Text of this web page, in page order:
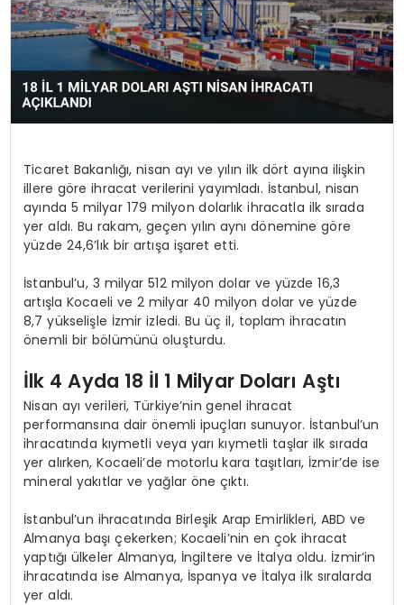
Ticaret Bakanlığı, nisan ayı ve yılın ilk dört ayına ilişkin
illere göre ihracat verilerini yayımladı. İstanbul, nisan
ayında 5 milyar 179 milyon dolarlık ihracatla ilk sırada
yer aldı. Bu rakam, geçen yılın aynı dönemine göre
yüzde 24,6’lık bir artışa işaret etti.
İstanbul’u, 3 milyar 512 milyon dolar ve yüzde 16,3
artışla Kocaeli ve 2 milyar 40 milyon dolar ve yüzde
8,7 yükselişle İzmir izledi. Bu üç il, toplam ihracatın
önemli bir bölümünü oluşturdu.
İlk 4 Ayda 18 İl 1 Milyar Doları Aştı
Nisan ayı verileri, Türkiye’nin genel ihracat
performansına dair önemli ipuçları sunuyor. İstanbul’un
ihracatında kıymetli veya yarı kıymetli taşlar ilk sırada
yer alırken, Kocaeli’de motorlu kara taşıtları, İzmir’de ise
mineral yakıtlar ve yağlar öne çıktı.
İstanbul’un ihracatında Birleşik Arap Emirlikleri, ABD ve
Almanya başı çekerken; Kocaeli’nin en çok ihracat
yaptığı ülkeler Almanya, İngiltere ve İtalya oldu. İzmir’in
ihracatında ise Almanya, İspanya ve İtalya ilk sıralarda
yer aldı.